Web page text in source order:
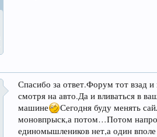
Спасибо за ответ.Форум тот взад и
смотря на авто.Да и вливаться в
машине
Сегодня буду менять
моновпрыск,а потом…Потом
единомышлеников нет,а один